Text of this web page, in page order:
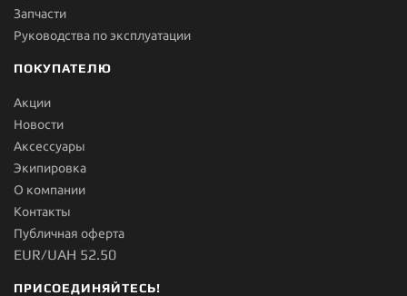
Запчасти
Руководства по эксплуатации
ПОКУПАТЕЛЮ
Акции
Новости
Aксессуары
Экипировка
О компании
Контакты
Публичная оферта
EUR/UAH 52.50
ПРИСОЕДИНЯЙТЕСЬ!